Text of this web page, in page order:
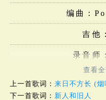
编曲：
吉他
录音师
查看
上一首歌词： 来日不方长 (烟
下一首歌词： 新人和旧人